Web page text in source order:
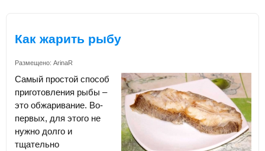
Как жарить рыбу
Размещено: ArinaR
Самый простой способ
приготовления рыбы –
это обжаривание. Во-
первых, для этого не
нужно долго и
тщательно